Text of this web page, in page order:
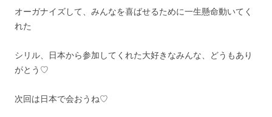
オーガナイズして、みんなを喜ばせるために一生懸命動いてく
れた
シリル、日本から参加してくれた大好きなみんな、どうもあり
がとう♡
次回は日本で会おうね♡